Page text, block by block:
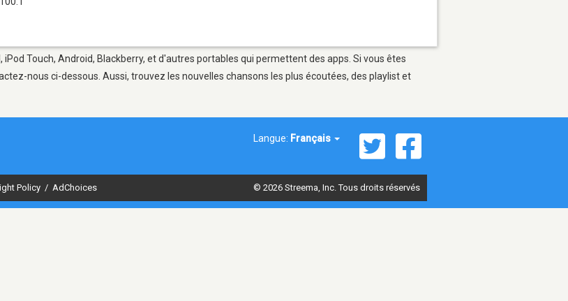
Touch, Android, Blackberry, et d'autres portables qui permettent des apps. Si vous êtes
nous ci-dessous. Aussi, trouvez les nouvelles chansons les plus écoutées, des playlist et
Langue: Français
Policy / AdChoices © 2026 Streema, Inc. Tous droits réservés